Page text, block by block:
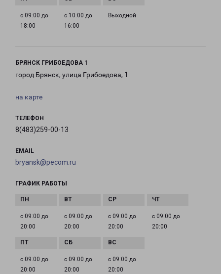
с 09:00 до
18:00
с 10:00 до
16:00
Выходной
БРЯНСК ГРИБОЕДОВА 1
город Брянск, улица Грибоедова, 1
на карте
ТЕЛЕФОН
8(483)259-00-13
EMAIL
bryansk@pecom.ru
ГРАФИК РАБОТЫ
с 09:00 до
20:00
с 09:00 до
20:00
с 09:00 до
20:00
с 09:00 до
20:00
с 09:00 до
20:00
с 09:00 до
20:00
с 09:00 до
20:00